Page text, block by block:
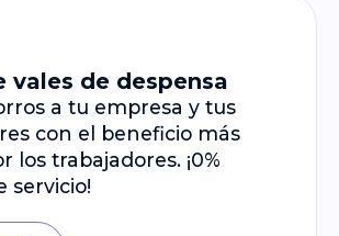
vales de despensa
a tu empresa y tus
con el beneficio más
los trabajadores. ¡0%
servicio!